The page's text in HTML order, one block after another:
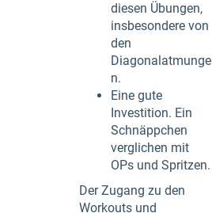
diesen Übungen,
insbesondere von
den
Diagonalatmunge
n.
Eine gute
Investition. Ein
Schnäppchen
verglichen mit
OPs und Spritzen.
Der Zugang zu den
Workouts und